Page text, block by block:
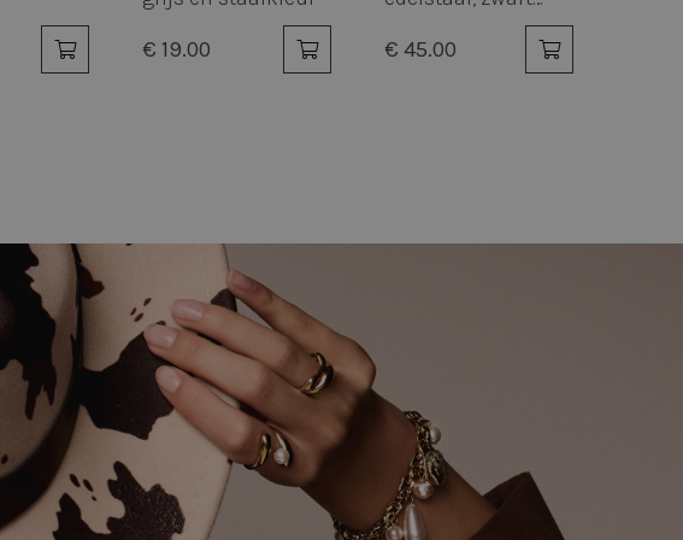
€ 39.00
€ 39.00
gebruikt om de voorkeuren van de
tot het gebruik van cookies op de
Adobe ColdFusion-toepassingen.
gebruikt in combinatie met CFTOKEN en
(browser) uniek te identificeren,
van gebruikerssessies kan
worden gebruikt, is specifiek voor de
volgnummer om de cliënt te
gebruikt om recent bekeken producten te
aan de bezoeker.